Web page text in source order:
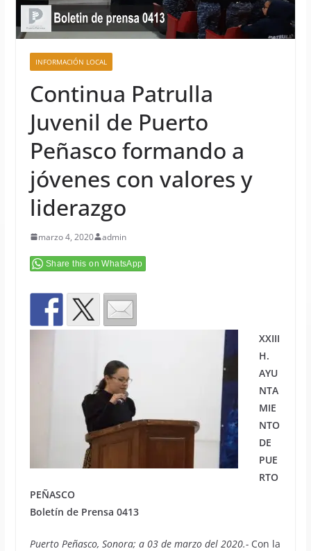
INFORMACIÓN LOCAL
Continua Patrulla
Juvenil de Puerto
Peñasco formando a
jóvenes con valores y
liderazgo
marzo 4, 2020 admin
Share this on WhatsApp
XXIII
H.
AYU
NTA
MIE
NTO
DE
PUE
RTO
PEÑASCO
Boletín de Prensa 0413
Puerto Peñasco, Sonora; a 03 de marzo del 2020.- Con la